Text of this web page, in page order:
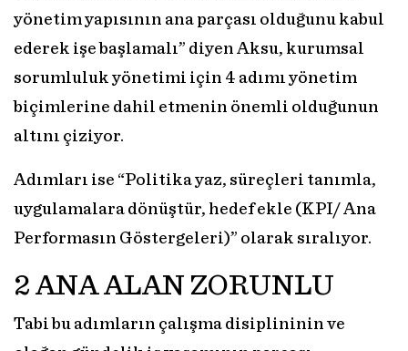
yönetim yapısının ana parçası olduğunu kabul
ederek işe başlamalı” diyen Aksu, kurumsal
sorumluluk yönetimi için 4 adımı yönetim
biçimlerine dahil etmenin önemli olduğunun
altını çiziyor.
Adımları ise “Politika yaz, süreçleri tanımla,
uygulamalara dönüştür, hedef ekle (KPI/ Ana
Performasın Göstergeleri)” olarak sıralıyor.
2 ANA ALAN ZORUNLU
Tabi bu adımların çalışma disiplininin ve